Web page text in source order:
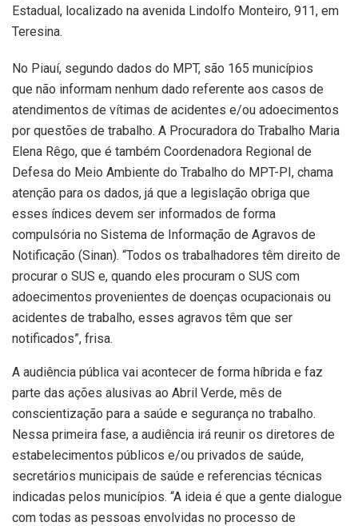
Estadual, localizado na avenida Lindolfo Monteiro, 911, em
Teresina.
No Piauí, segundo dados do MPT, são 165 municípios
que não informam nenhum dado referente aos casos de
atendimentos de vítimas de acidentes e/ou adoecimentos
por questões de trabalho. A Procuradora do Trabalho Maria
Elena Rêgo, que é também Coordenadora Regional de
Defesa do Meio Ambiente do Trabalho do MPT-PI, chama
atenção para os dados, já que a legislação obriga que
esses índices devem ser informados de forma
compulsória no Sistema de Informação de Agravos de
Notificação (Sinan). “Todos os trabalhadores têm direito de
procurar o SUS e, quando eles procuram o SUS com
adoecimentos provenientes de doenças ocupacionais ou
acidentes de trabalho, esses agravos têm que ser
notificados”, frisa.
A audiência pública vai acontecer de forma híbrida e faz
parte das ações alusivas ao Abril Verde, mês de
conscientização para a saúde e segurança no trabalho.
Nessa primeira fase, a audiência irá reunir os diretores de
estabelecimentos públicos e/ou privados de saúde,
secretários municipais de saúde e referencias técnicas
indicadas pelos municípios. “A ideia é que a gente dialogue
com todas as pessoas envolvidas no processo de